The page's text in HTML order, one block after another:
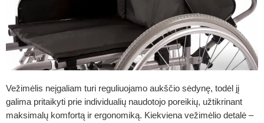
Vežimėlis neįgaliam turi reguliuojamo aukščio sėdynę, todėl jį
galima pritaikyti prie individualių naudotojo poreikių, užtikrinant
maksimalų komfortą ir ergonomiką. Kiekviena vežimėlio detalė –